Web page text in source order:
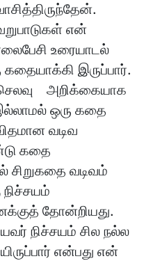
என்
உரையாடல்
இருப்பார்.
அறிக்கையாக
ஒரு கதை
வடிவ
கதை
சிறுகதை வடிவம்
தோன்றியது.
நிச்சயம் சில நல்ல
என்பது என்